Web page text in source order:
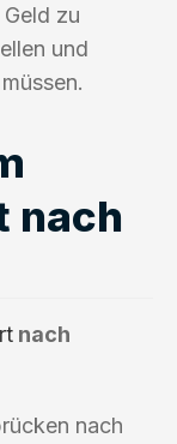
zu
und
nach
nach
nach